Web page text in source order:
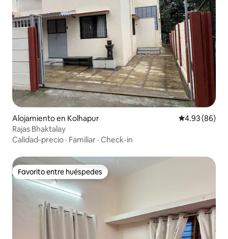
Alojamiento en Kolhapur Calificación
4.93 (86)
Rajas Bhaktalay
Calidad-precio · Familiar · Check-in
Favorito entre huéspedes
Favorito entre huéspedes